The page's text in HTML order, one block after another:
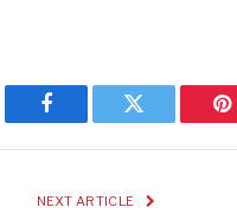
Facebook Twitter
NEXT ARTICLE